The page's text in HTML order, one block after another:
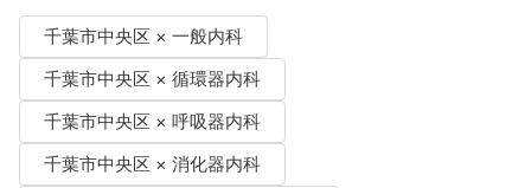
千葉市中央区 × 一般内科
千葉市中央区 × 循環器内科
千葉市中央区 × 呼吸器内科
千葉市中央区 × 消化器内科